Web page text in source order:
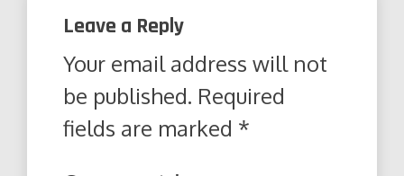
Leave a Reply
Your email address will not
be published. Required
fields are marked *